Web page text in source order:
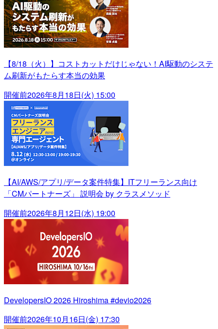
【8/18（火）】コストカットだけじゃない！AI駆動のシステ
ム刷新がもたらす本当の効果
開催前2026年8月18日(火) 15:00
【AI/AWS/アプリ/データ案件特集】ITフリーランス向け
「CMパートナーズ」 説明会 by クラスメソッド
開催前2026年8月12日(水) 19:00
DevelopersIO 2026 Hiroshima #devio2026
開催前2026年10月16日(金) 17:30